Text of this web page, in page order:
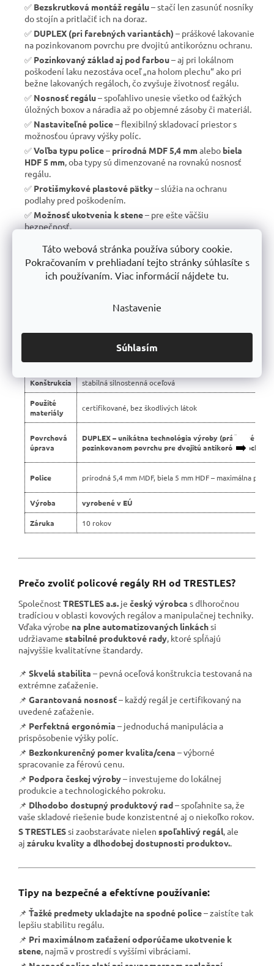
Táto webová stránka používa súbory cookie.
Pokračovaním v prehliadaní tejto stránky súhlasíte s
ich používaním. Viac informácií nájdete tu.
Nastavenie
Súhlasím
✅ Bezskrutková montáž regálu– stačí len zasunúť nosníky
do stojín a pritlačiť ich na doraz.
✅ DUPLEX (pri farebných variantách) – práškové lakovanie
na pozinkovanom povrchu pre dvojitú antikoróznu ochranu.
✅ Pozinkovaný základ aj pod farbou– aj pri lokálnom
poškodení laku nezostáva oceľ „na holom plechu“ ako pri
bežne lakovaných regáloch, čo zvyšuje životnosť regálu.
✅ Nosnosť regálu– spoľahlivo unesie všetko od ťažkých
úložných boxov a náradia až po objemné zásoby či materiál.
✅ Nastaviteľné police– flexibilný skladovací priestor s
možnosťou úpravy výšky políc.
✅Voľba typu police– prírodná MDF 5,4 mmalebo biela
HDF 5 mm , oba typy sú dimenzované na rovnakú nosnosť
regálu.
✅ Protišmykové plastové pätky– slúžia na ochranu
podlahy pred poškodením.
✅ Možnosť ukotvenia k stene– pre ešte väčšiu
bezpečnosť.
výroba s dlhou životnosťou.
✅10 rokov záruka– dôkaz kvality a dlhodobej odolnosti.
➡️
regály Trestles RH 🏆
Montáž bezskrutková – jednoduchá
Konštrukcia stabilná silnostenná oceľová
Použité
materiály
certifikované, bez škodlivých látok
Povrchová
úprava
DUPLEX – unikátna technológia výroby (práškové
pozinkovanom povrchu pre dvojitú antikoróznu
Police prírodná 5,4 mm MDF, biela 5 mm HDF – maximálna
Výroba vyrobené v EÚ
Záruka 10 rokov
Prečo zvoliť policové regály RH od TRESTLES?
Společnost TRESTLES a.s. je český výrobca s dlhoročnou
tradíciou v oblasti kovových regálov a manipulačnej techniky.
Vďaka výrobe na plne automatizovaných linkáchsi
udržiavame stabilné produktové rady , ktoré spĺňajú
najvyššie kvalitatívne štandardy.
📌 Skvelá stabilita – pevná oceľová konštrukcia testovaná na
extrémne zaťaženie.
📌 Garantovaná nosnosť– každý regál je certifikovaný na
uvedené zaťaženie.
📌 Perfektná ergonómia – jednoduchá manipulácia a
prispôsobenie výšky políc.
📌 Bezkonkurenčný pomer kvalita/cena – výborné
spracovanie za férovú cenu.
📌 Podpora českej výroby– investujeme do lokálnej
produkcie a technologického pokroku.
📌 Dlhodobo dostupný produktový rad– spoľahnite sa, že
vaše skladové riešenie bude konzistentné aj o niekoľko rokov.
S TRESTLESsi zaobstarávate nielen spoľahlivý regál , ale
aj záruku kvality a dlhodobej dostupnosti produktov.
Tipy na bezpečné a efektívne používanie:
📌 Ťažké predmety ukladajte na spodné police– zaistíte tak
lepšiu stabilitu regálu.
📌 Pri maximálnom zaťažení odporúčame ukotvenie k
stene , najmä v prostredí s vyššími vibráciami.